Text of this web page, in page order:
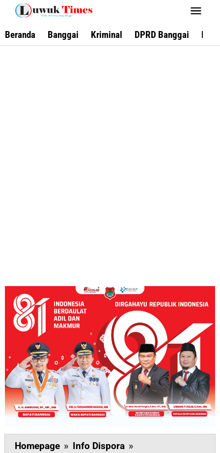
Lewati
konten
Beranda Banggai Kriminal DPRD Banggai
Homepage » Info Dispora »